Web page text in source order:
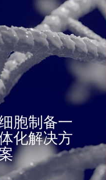
胞制备一
化解决方